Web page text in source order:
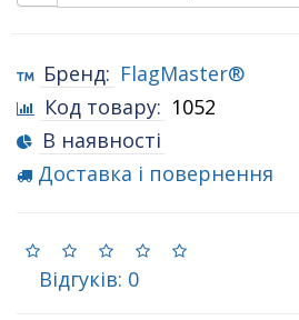
Бренд: FlagMaster®
Код товару: 1052
В наявності
Доставка і повернення
Відгуків: 0